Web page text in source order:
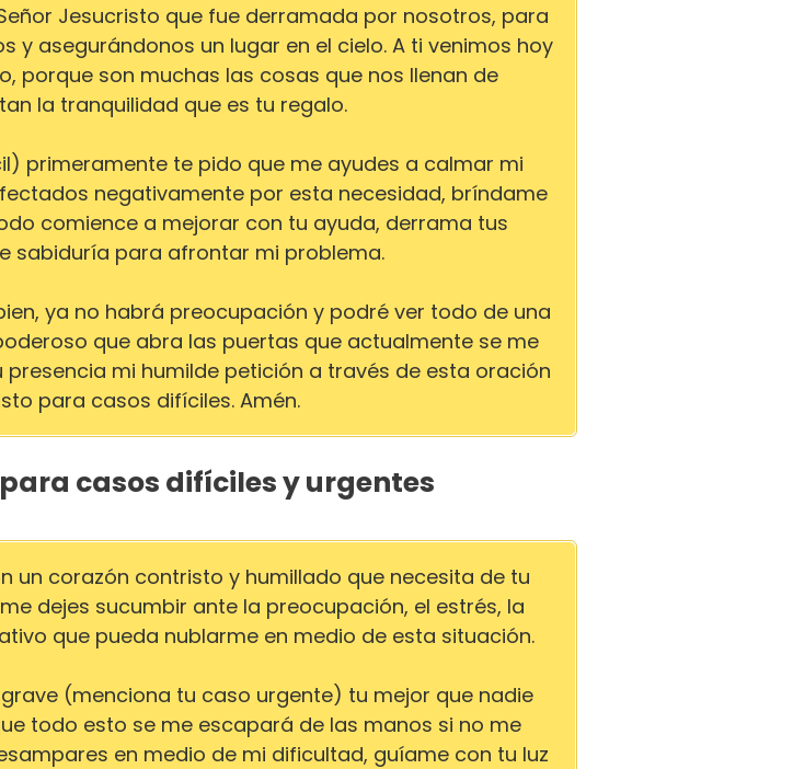
Jesucristo que fue derramada por nosotros, para
y asegurándonos un lugar en el cielo. A ti venimos hoy
porque son muchas las cosas que nos llenan de
la tranquilidad que es tu regalo.
primeramente te pido que me ayudes a calmar mi
negativamente por esta necesidad, bríndame
comience a mejorar con tu ayuda, derrama tus
sabiduría para afrontar mi problema.
ya no habrá preocupación y podré ver todo de una
que abra las puertas que actualmente se me
mi humilde petición a través de esta oración
para casos difíciles. Amén.
casos difíciles y urgentes
un corazón contristo y humillado que necesita de tu
dejes sucumbir ante la preocupación, el estrés, la
que pueda nublarme en medio de esta situación.
(menciona tu caso urgente) tu mejor que nadie
todo esto se me escapará de las manos si no me
en medio de mi dificultad, guíame con tu luz